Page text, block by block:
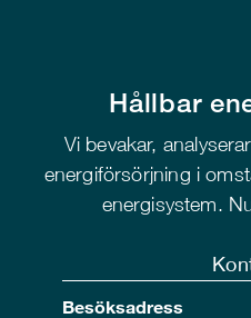
Hållbar
Vi bevakar,
energiförsörjning i
energisystem.
Besöksadress